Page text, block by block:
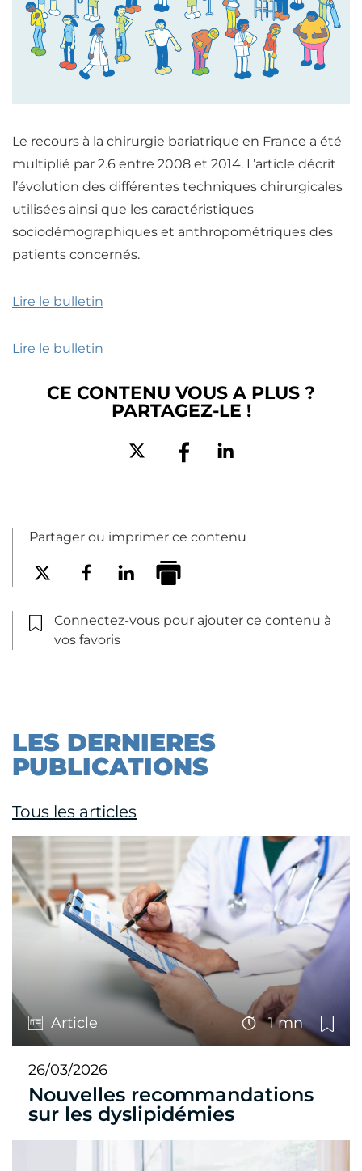
Le recours à la chirurgie bariatrique en France a été
multiplié par 2.6 entre 2008 et 2014. L’article décrit
l’évolution des différentes techniques chirurgicales
utilisées ainsi que les caractéristiques
sociodémographiques et anthropométriques des
patients concernés.
Lire le bulletin
Lire le bulletin
CE CONTENU VOUS A PLUS ?
PARTAGEZ-LE !
Partager ou imprimer ce contenu
Connectez-vous pour ajouter ce contenu à
vos favoris
LES DERNIERES
PUBLICATIONS
Tous les articles
Article 1 mn
26/03/2026
Nouvelles recommandations
sur les dyslipidémies